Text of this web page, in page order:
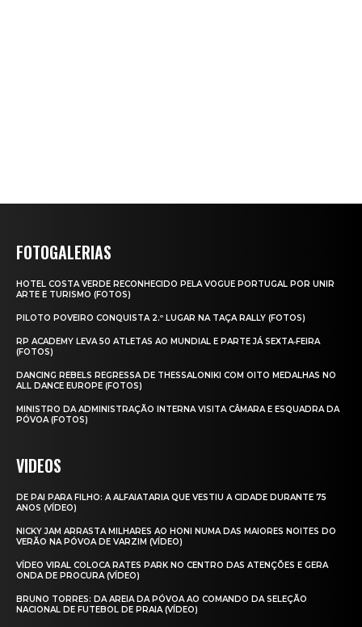
FOTOGALERIAS
HOTEL COSTA VERDE RECONHECIDO PELA VOGUE PORTUGAL POR UNIR
ARTE E TURISMO (FOTOS)
PILOTO POVEIRO CONQUISTA 2.º LUGAR NA TAÇA RALLY (FOTOS)
RP ACADEMY LEVA 50 ATLETAS AO MUNDIAL E PARTE JÁ SEXTA‑FEIRA
(FOTOS)
DANCING REBELS REGRESSA DE THESSALONIKI COM OITO MEDALHAS NO
ALL DANCE EUROPE (FOTOS)
MINISTRO DA ADMINISTRAÇÃO INTERNA VISITA CÂMARA E ESQUADRA DA
PÓVOA (FOTOS)
VIDEOS
DE PAI PARA FILHO: A ALFAIATARIA QUE VESTIU A CIDADE DURANTE 75
ANOS (VÍDEO)
NICKY JAM ARRASTA MILHARES AO HONI NUMA DAS MAIORES NOITES DO
VERÃO NA PÓVOA DE VARZIM (VÍDEO)
VÍDEO VIRAL COLOCA RATES PARK NO CENTRO DAS ATENÇÕES E GERA
ONDA DE PROCURA (VÍDEO)
BRUNO TORRES: DA AREIA DA PÓVOA AO COMANDO DA SELEÇÃO
NACIONAL DE FUTEBOL DE PRAIA (VÍDEO)